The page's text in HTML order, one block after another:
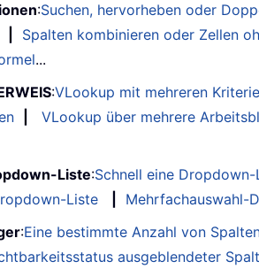
:Suchen, hervorheben oder
Spalten kombinieren oder Zellen
...
:VLookup mit mehreren
VLookup über mehrere
Liste:Schnell eine
Liste
Mehrfachauswahl-
:Eine bestimmte Anzahl von
ausgeblendeter